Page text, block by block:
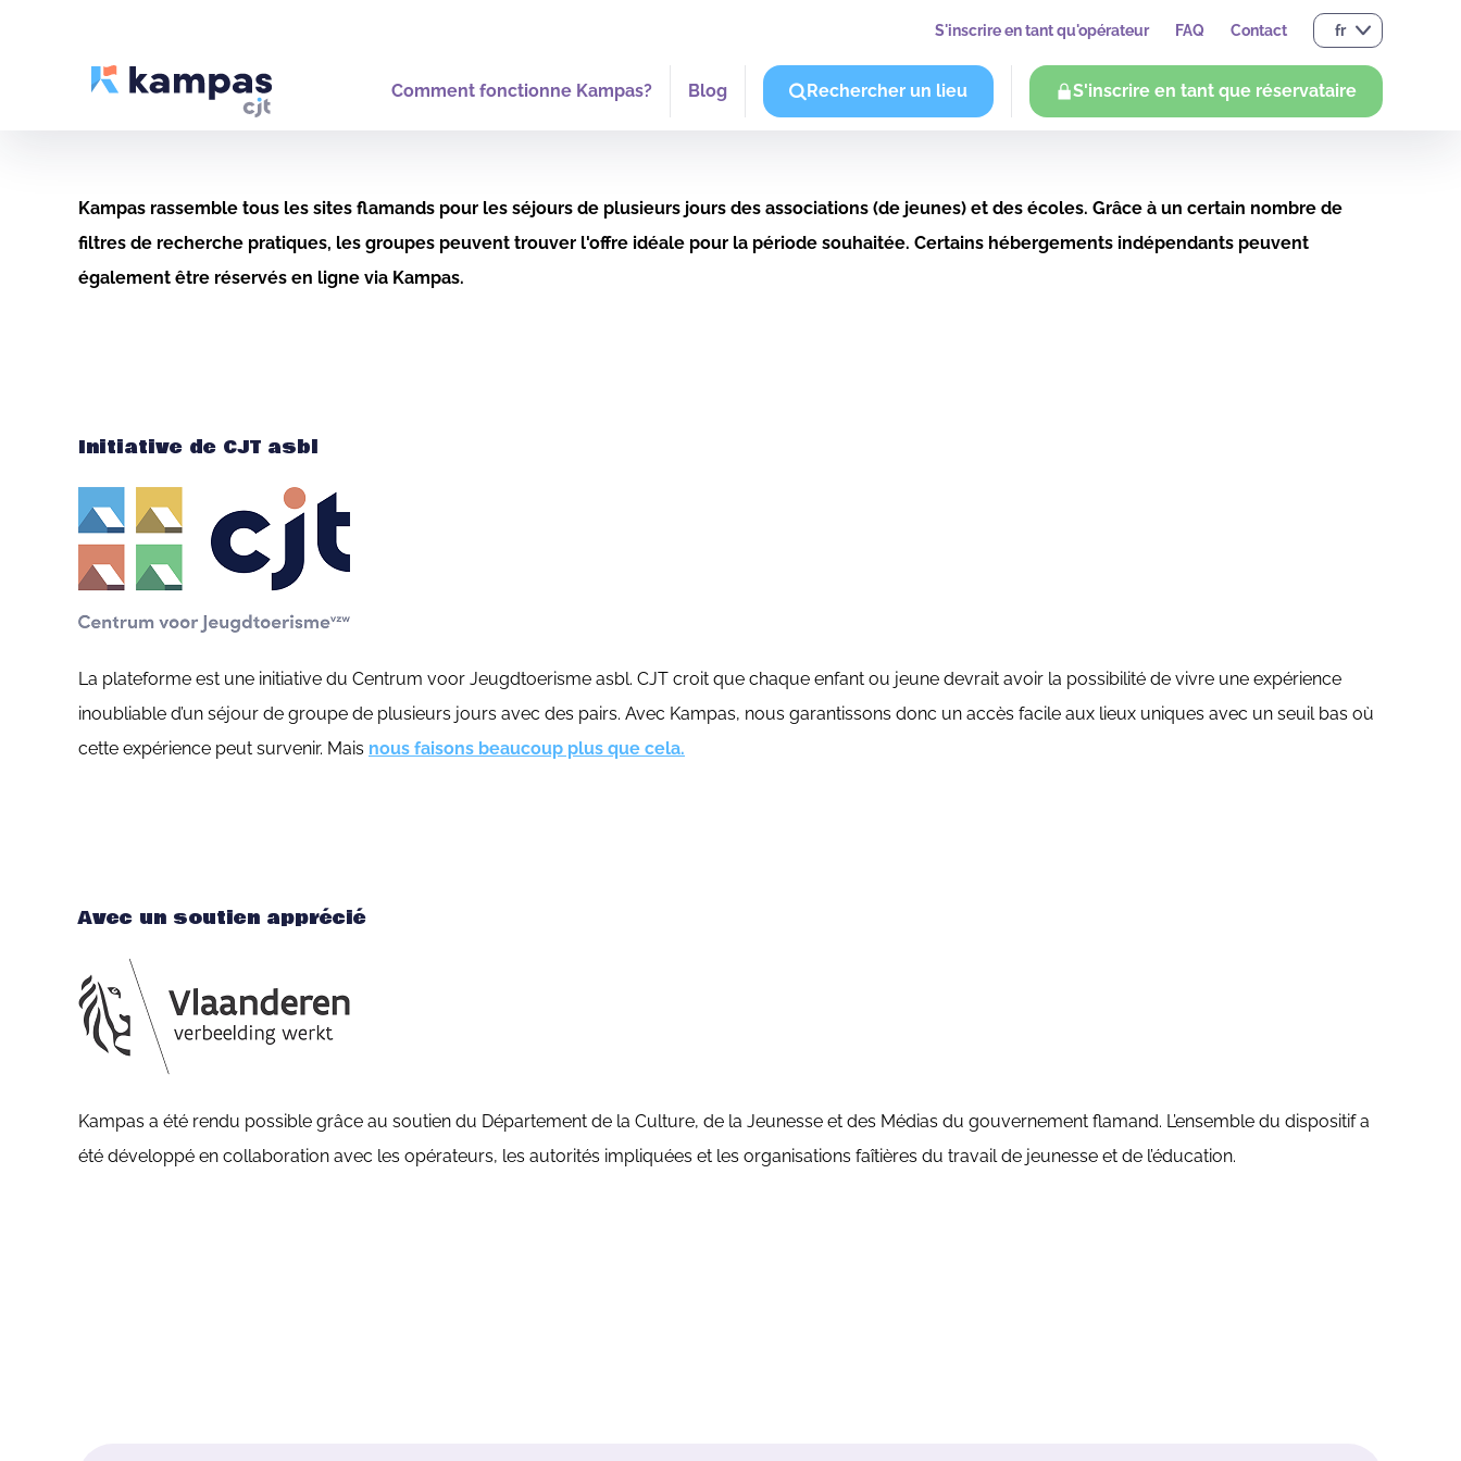
S'inscrire en tant qu'opérateur FAQ Contact fr
Comment fonctionne Kampas? Blog Rechercher un lieu S'inscrire en tant que réservataire
Kampas rassemble tous les sites flamands pour les séjours de plusieurs jours des associations (de jeunes) et des écoles. Grâce à un certain nombre de
filtres de recherche pratiques, les groupes peuvent trouver l'offre idéale pour la période souhaitée. Certains hébergements indépendants peuvent
également être réservés en ligne via Kampas.
Initiative de CJT asbl
La plateforme est une initiative du Centrum voor Jeugdtoerisme asbl. CJT croit que chaque enfant ou jeune devrait avoir la possibilité de vivre une expérience
inoubliable d’un séjour de groupe de plusieurs jours avec des pairs. Avec Kampas, nous garantissons donc un accès facile aux lieux uniques avec un seuil bas où
cette expérience peut survenir. Mais nous faisons beaucoup plus que cela.
Avec un soutien apprécié
Kampas a été rendu possible grâce au soutien du Département de la Culture, de la Jeunesse et des Médias du gouvernement flamand. L’ensemble du dispositif a
été développé en collaboration avec les opérateurs, les autorités impliquées et les organisations faîtières du travail de jeunesse et de l’éducation.